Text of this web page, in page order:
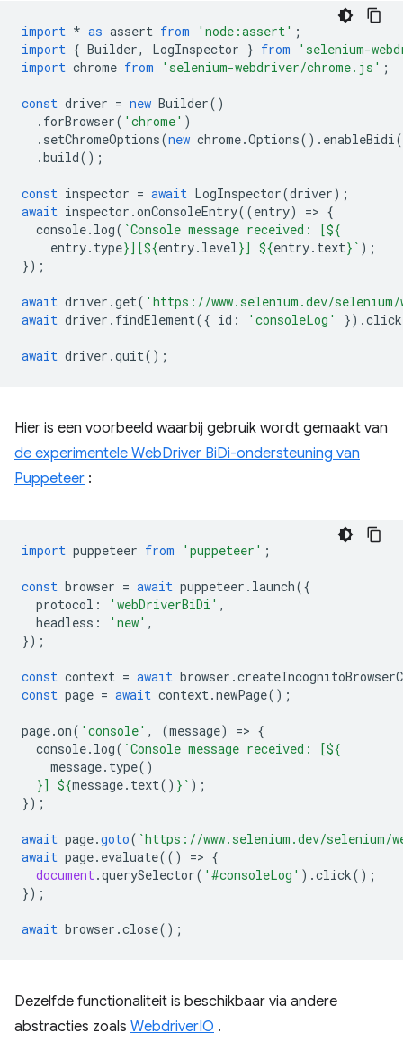
import * as assert from 'node:assert' ;
import { Builder, LogInspector } from
'selenium-
import chrome from 'selenium-webdriver/chrome.js' ;
const driver = new Builder()
. forBrowser( 'chrome' )
. setChromeOptions(new chrome.Options(). enableBidi
.build();
const inspector = await LogInspector(driver);
await inspector .onConsoleEntry((entry) => {
console. log( `Console message received: [${
entry. type}][${entry. level}] ${entry. text} ` );
});
await driver .get( 'https://www.selenium.dev/
await driver . findElement({ id : 'consoleLog' }).click
await driver .quit();
Hier is een voorbeeld waarbij gebruik wordt gemaakt van
de experimentele WebDriver BiDi-ondersteuning van
Puppeteer :
import puppeteer from 'puppeteer' ;
const browser = await puppeteer . launch({
protocol : 'webDriverBiDi' ,
headless : 'new' ,
});
const context = await browser .
const page = await context.newPage();
page.on( 'console' , (message) => {
console. log( `Console message received: [${
message. type()
}] ${message. text() } ` );
});
await page.goto( `https://www.selenium.dev/selenium/
await page. evaluate(() => {
document.querySelector( '#consoleLog' ).click();
});
await browser .close();
Dezelfde functionaliteit is beschikbaar via andere
abstracties zoals WebdriverIO .